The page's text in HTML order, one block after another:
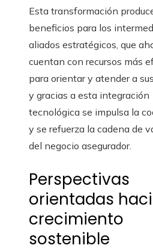
Esta transformación
beneficios para los
aliados estratégicos, que
cuentan con recursos más
para orientar y atender a
y gracias a esta integración
tecnológica se impulsa la
y se refuerza la cadena de
del negocio asegurador.
Perspectivas
orientadas
crecimiento
sostenible